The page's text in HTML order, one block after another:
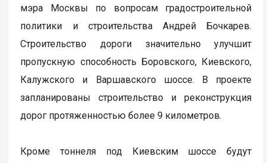
мэра Москвы по вопросам градостроительной
политики и строительства Андрей Бочкарев.
Строительство дороги значительно улучшит
пропускную способность Боровского, Киевского,
Калужского и Варшавского шоссе. В проекте
запланированы строительство и реконструкция
дорог протяженностью более 9 километров.
Кроме тоннеля под Киевским шоссе будут